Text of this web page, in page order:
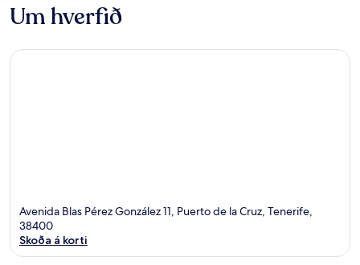
Um hverfið
Avenida Blas Pérez González 11, Puerto de la Cruz, Tenerife,
38400
Skoða á korti